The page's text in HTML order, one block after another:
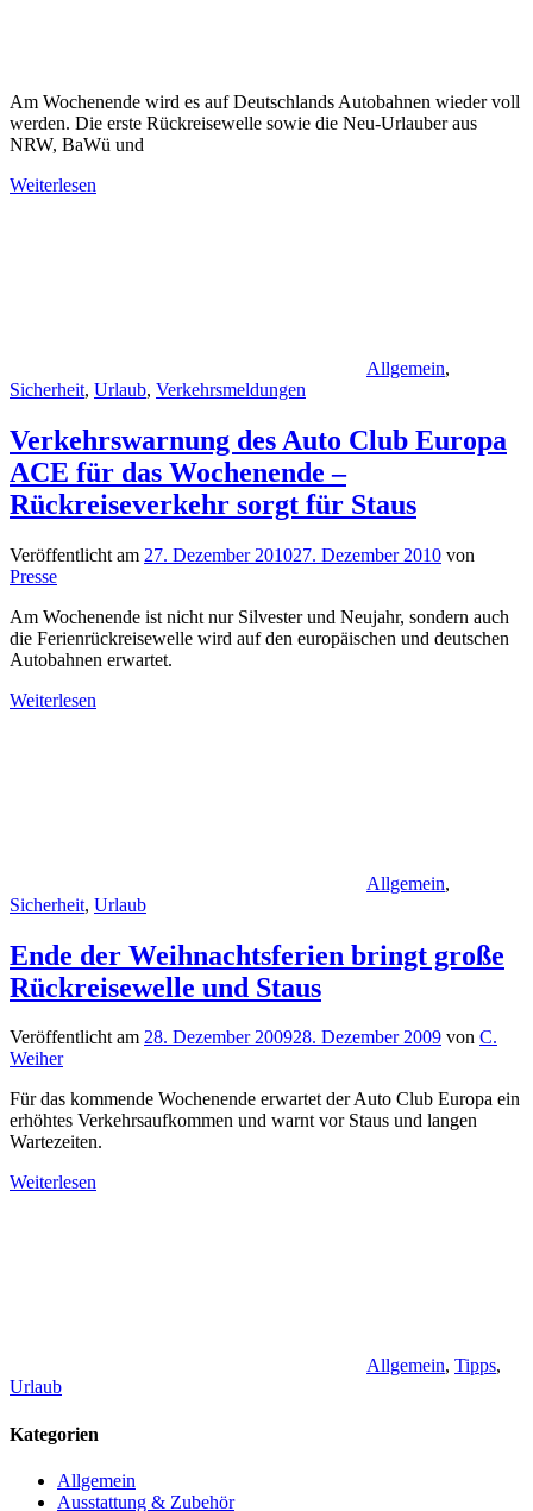
Am Wochenende wird es auf Deutschlands Autobahnen wieder voll
werden. Die erste Rückreisewelle sowie die Neu-Urlauber aus
NRW, BaWü und
Weiterlesen
Allgemein,
Sicherheit, Urlaub, Verkehrsmeldungen
Verkehrswarnung des Auto Club Europa
ACE für das Wochenende –
Rückreiseverkehr sorgt für Staus
Veröffentlicht am 27. Dezember 201027. Dezember 2010 von
Presse
Am Wochenende ist nicht nur Silvester und Neujahr, sondern auch
die Ferienrückreisewelle wird auf den europäischen und deutschen
Autobahnen erwartet.
Weiterlesen
Allgemein,
Sicherheit, Urlaub
Ende der Weihnachtsferien bringt große
Rückreisewelle und Staus
Veröffentlicht am 28. Dezember 200928. Dezember 2009 von C.
Weiher
Für das kommende Wochenende erwartet der Auto Club Europa ein
erhöhtes Verkehrsaufkommen und warnt vor Staus und langen
Wartezeiten.
Weiterlesen
Allgemein, Tipps,
Urlaub
Kategorien
Allgemein
Ausstattung & Zubehör